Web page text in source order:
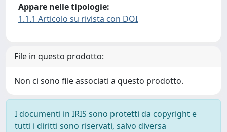
Appare nelle tipologie:
1.1.1 Articolo su rivista con DOI
File in questo prodotto:
Non ci sono file associati a questo prodotto.
I documenti in IRIS sono protetti da copyright e
tutti i diritti sono riservati, salvo diversa